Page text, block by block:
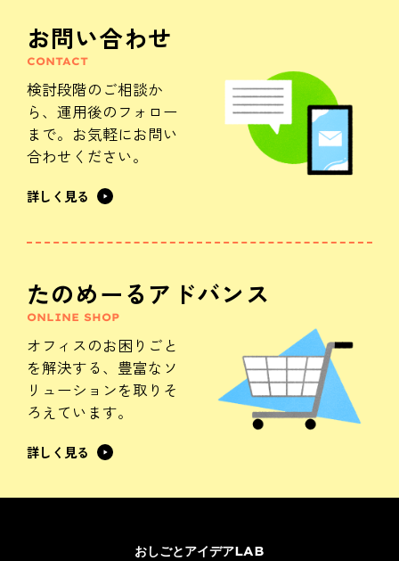
お問い合わせ
CONTACT
検討段階のご相談か
ら、 運用後のフォロー
まで。 お気軽にお問い
合わせください。
詳しく見る
たのめーるアドバンス
ONLINE SHOP
オフィスのお困りごと
を解決する、 豊富なソ
リューションを取りそ
ろえています。
詳しく見る
おしごとアイデアLAB